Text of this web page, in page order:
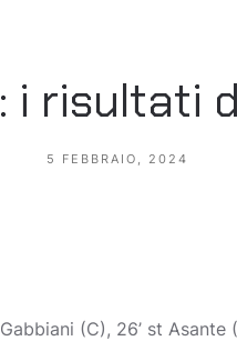
i risultati
5 FEBBRAIO, 2024
(C), 26’ st Asante